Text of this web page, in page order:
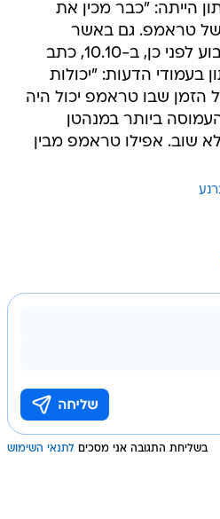
הייתה: "כבר מכין את
של טראמפ. גם באשר
לברנע, ראוי לזכור כי שבוע לפני כן, ב-10.10, כתב
בעמודי הדעות: "יכולות
הזמן שבו טראמפ יכול היה
ביותר במנהטן
שוב. אפילו טראמפ מבין
בשליחת התגובה אני מסכים לתנאי השימוש